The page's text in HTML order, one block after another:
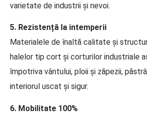
varietate de industrii și nevoi.
5. Rezistență la intemperii
Materialele de înaltă calitate și
halelor tip cort și corturilor industriale
împotriva vântului, ploii și zăpezii,
interiorul uscat și sigur.
6. Mobilitate 100%